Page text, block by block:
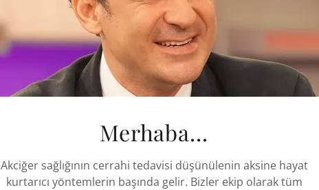
tümör yükü azalan hastalarımıza, PITAC olarak
uyguluyoruz. Bu uygulamalarımız artarak devam
fayda sağlamayı umuyoruz.
🔹Рак плевральной оболочки — очень серьезное
благоприятны. Применение всех известных
продлевает качество жизни и
клинике торакальной хирургии мы применяем
давлением (сокращенно PITAC) к нашим
уменьшена с помощью предоперационной
продолжает расти, и мы надеемся улучшить
Merhaba...
Akciğer sağlığının cerrahi tedavisi düşünülenin aksine hayat
kurtarıcı yöntemlerin başında gelir. Bizler ekip olarak tüm